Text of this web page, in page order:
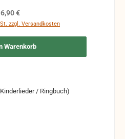
Regulärer Preis:
6,90 €
zzgl. Versandkosten
Warenkorb